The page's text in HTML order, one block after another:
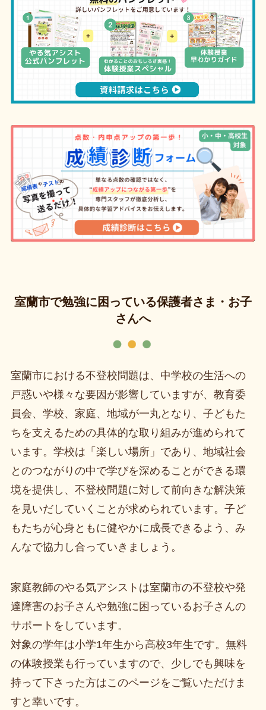
室蘭市で勉強に困っている保護者さま・お子
さんへ
室蘭市における不登校問題は、中学校の生活への
戸惑いや様々な要因が影響していますが、教育委
員会、学校、家庭、地域が一丸となり、子どもた
ちを支えるための具体的な取り組みが進められて
います。学校は「楽しい場所」であり、地域社会
とのつながりの中で学びを深めることができる環
境を提供し、不登校問題に対して前向きな解決策
を見いだしていくことが求められています。子ど
もたちが心身ともに健やかに成長できるよう、み
んなで協力し合っていきましょう。
家庭教師のやる気アシストは室蘭市の不登校や発
達障害のお子さんや勉強に困っているお子さんの
サポートをしています。
対象の学年は小学1年生から高校3年生です。無料
の体験授業も行っていますので、少しでも興味を
持って下さった方はこのページをご覧いただけま
すと幸いです。